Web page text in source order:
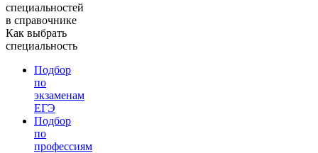
специальностей
в справочнике
Как выбрать
специальность
Подбор
по
экзаменам
ЕГЭ
Подбор
по
профессиям